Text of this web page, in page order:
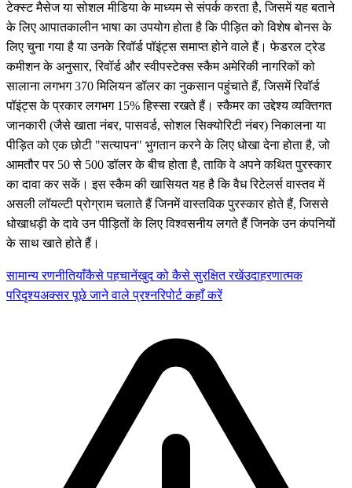
टेक्स्ट मैसेज या सोशल मीडिया के माध्यम से संपर्क करता है, जिसमें यह बताने
के लिए आपातकालीन भाषा का उपयोग होता है कि पीड़ित को विशेष बोनस के
लिए चुना गया है या उनके रिवॉर्ड पॉइंट्स समाप्त होने वाले हैं। फेडरल ट्रेड
कमीशन के अनुसार, रिवॉर्ड और स्वीपस्टेक्स स्कैम अमेरिकी नागरिकों को
सालाना लगभग 370 मिलियन डॉलर का नुकसान पहुंचाते हैं, जिसमें रिवॉर्ड
पॉइंट्स के प्रकार लगभग 15% हिस्सा रखते हैं। स्कैमर का उद्देश्य व्यक्तिगत
जानकारी (जैसे खाता नंबर, पासवर्ड, सोशल सिक्योरिटी नंबर) निकालना या
पीड़ित को एक छोटी "सत्यापन" भुगतान करने के लिए धोखा देना होता है, जो
आमतौर पर 50 से 500 डॉलर के बीच होता है, ताकि वे अपने कथित पुरस्कार
का दावा कर सकें। इस स्कैम की खासियत यह है कि वैध रिटेलर्स वास्तव में
असली लॉयल्टी प्रोग्राम चलाते हैं जिनमें वास्तविक पुरस्कार होते हैं, जिससे
धोखाधड़ी के दावे उन पीड़ितों के लिए विश्वसनीय लगते हैं जिनके उन कंपनियों
के साथ खाते होते हैं।
सामान्य रणनीतियाँकैसे पहचानेंखुद को कैसे सुरक्षित रखेंउदाहरणात्मक
परिदृश्यअक्सर पूछे जाने वाले प्रश्नरिपोर्ट कहाँ करें